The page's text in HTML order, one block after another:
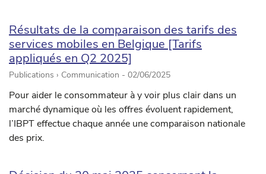
Résultats de la comparaison des tarifs des
services mobiles en Belgique [Tarifs
appliqués en Q2 2025]
Publications › Communication - 02/06/2025
Pour aider le consommateur à y voir plus clair dans un
marché dynamique où les offres évoluent rapidement,
l’IBPT effectue chaque année une comparaison nationale
des prix.